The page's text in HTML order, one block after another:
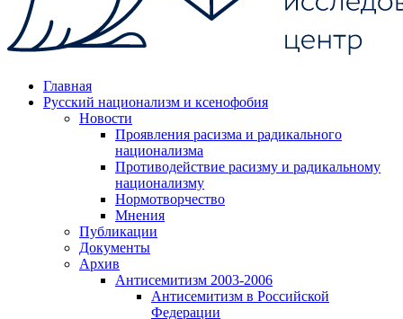
Главная
Русский национализм и ксенофобия
Новости
Проявления расизма и радикального
национализма
Противодействие расизму и радикальному
национализму
Нормотворчество
Мнения
Публикации
Документы
Архив
Антисемитизм 2003-2006
Антисемитизм в Российской
Федерации